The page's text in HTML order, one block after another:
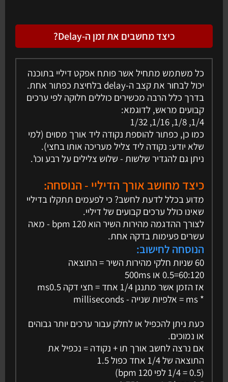
כיצד מחשבים את זמן ה-Delay?
כל משתמש מתחיל אשר פותח אפקט דיליי בתוכנה
יכול לבחור את קצב ה-delay בלחיצת כפתור אחת.
בדרך כלל הרבה מכשירים כוללים חלוקה לפי ערכים
קבועים מראש, לדוגמא:
1/4, 1/8, 1/16, 1/32
כמו כן, כפתור להוספת נקודה ליד אורך מסוים (למי
שלא יודע: נקודה ליד צליל מעריכה אותו בחצי).
ניתן גם להגדיר שלשות - שלוש צלילים על רבע וכו'.
כיצד מחושב אורך הדיליי - הנוסחה:
מדוע בכלל לדעת לחשב? כי לפעמים תתקלו בדיליי
שאינו כולל ערכים קבועים של דיליי.
לצורך ההדגמה מהירות השיר הוא 120 bpm - מאה
עשרים פעימות בדקה אחת.
הנוסחה לחישוב:
60 שניות חלקי מהירות השיר = התוצאה
60:120=0.5 או 500ms
אז הזמן אשר מתנגן 1/4 אחד = חצי דקה ms0.5
* ms = אלפיות שנייה - milliseconds
כעת ניתן להכפיל או לחלק עבור ערכים יותר גבוהים
או נמוכים.
אם נרצה לחשב אורך תו + נקודה = נכפיל את
התוצאה של 1/4 אחד כפול 1.5
(0.5 = 1/4 לפי 120 bpm)